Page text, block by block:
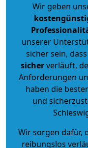
Wir geben
unserer
sicher sein,
sicherverläuft,
Anforderungen
haben die
und
Wir sorgen dafür,
reibungslos